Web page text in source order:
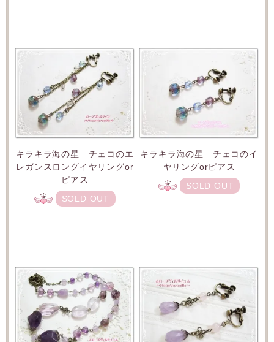
キラキラ海の星 チェコのエ
レガンスロングイヤリングor
ピアス
SOLD OUT
キラキラ海の星 チェコのイ
ヤリングorピアス
SOLD OUT